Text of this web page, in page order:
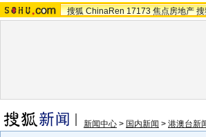
搜狐 ChinaRen 17173 焦点房地产 搜
新闻中心 > 国内新闻 > 港澳台新